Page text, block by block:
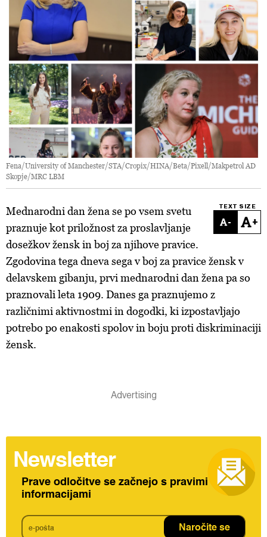
Fena/University of Manchester/STA/Cropix/HINA/Beta/Pixell/Makpetrol AD
Skopje/MRC LBM
TEXT SIZE
- +
Mednarodni dan žena se po vsem svetu
praznuje kot priložnost za proslavljanje
dosežkov žensk in boj za njihove pravice.
Zgodovina tega dneva sega v boj za pravice žensk v
delavskem gibanju, prvi mednarodni dan žena pa so
praznovali leta 1909. Danes ga praznujemo z
različnimi aktivnostmi in dogodki, ki izpostavljajo
potrebo po enakosti spolov in boju proti diskriminaciji
žensk.
Newsletter
Prave odločitve se začnejo s pravimi
informacijami
Naročite se